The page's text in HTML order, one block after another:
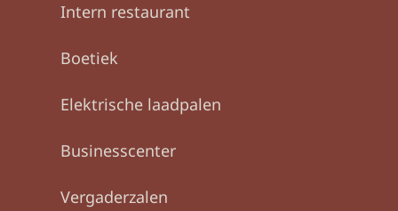
Intern restaurant
Boetiek
Elektrische laadpalen
Business­center
Vergaderzalen